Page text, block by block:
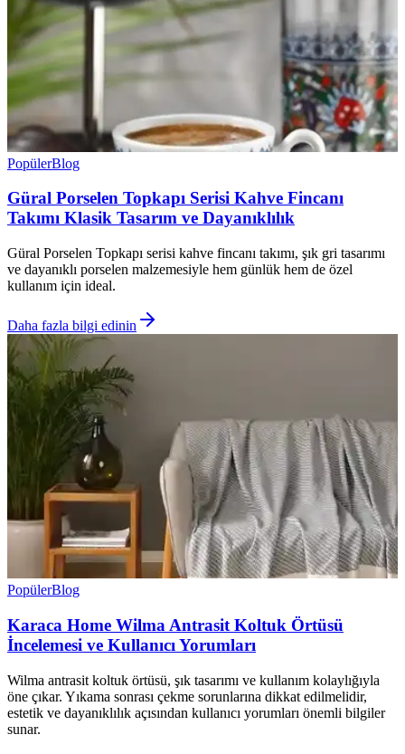
PopülerBlog
Güral Porselen Topkapı Serisi Kahve Fincanı
Takımı Klasik Tasarım ve Dayanıklılık
Güral Porselen Topkapı serisi kahve fincanı takımı, şık gri tasarımı
ve dayanıklı porselen malzemesiyle hem günlük hem de özel
kullanım için ideal.
Daha fazla bilgi edinin
PopülerBlog
Karaca Home Wilma Antrasit Koltuk Örtüsü
İncelemesi ve Kullanıcı Yorumları
Wilma antrasit koltuk örtüsü, şık tasarımı ve kullanım kolaylığıyla
öne çıkar. Yıkama sonrası çekme sorunlarına dikkat edilmelidir,
estetik ve dayanıklılık açısından kullanıcı yorumları önemli bilgiler
sunar.